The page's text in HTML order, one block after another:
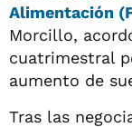
Alimentación
Morcillo,
cuatrimestral
aumento de
Tras las